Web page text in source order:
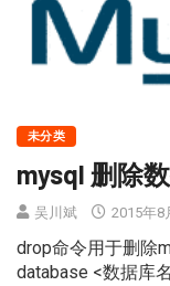
未分类
mysql 删除
吴川斌 2015年8
drop命令用于删除
database <数据库